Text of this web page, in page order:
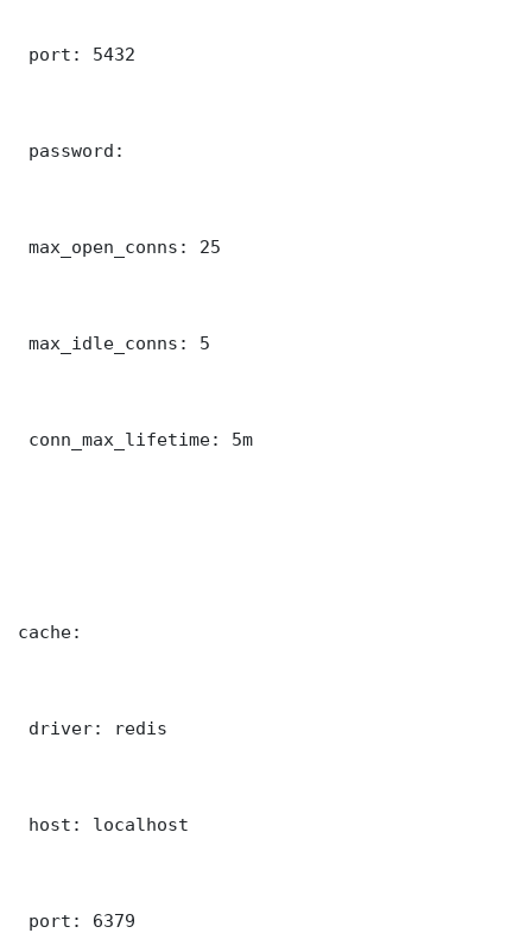
port: 5432
password:
max_open_conns: 25
max_idle_conns: 5
conn_max_lifetime: 5m
cache:
driver: redis
host: localhost
port: 6379